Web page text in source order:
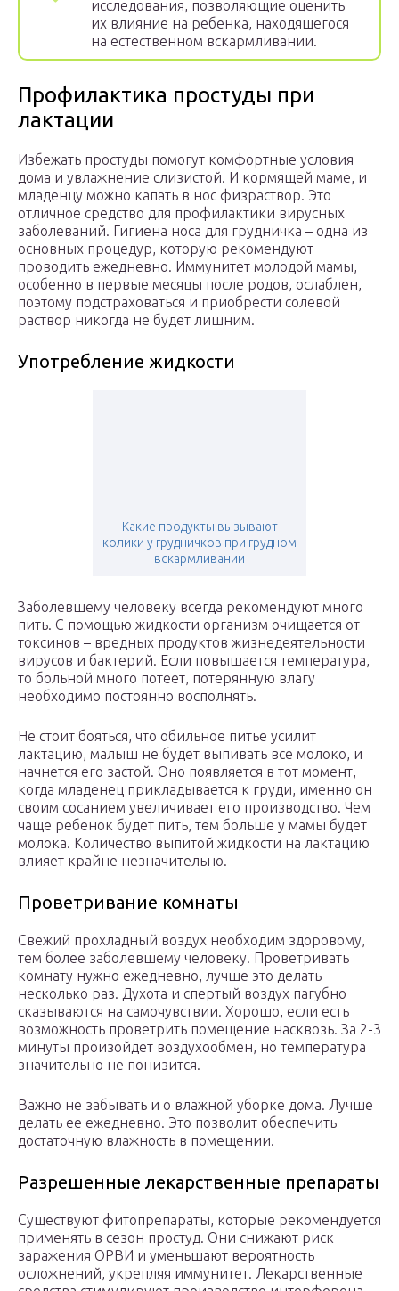
исследования, позволяющие оценить
их влияние на ребенка, находящегося
на естественном вскармливании.
Профилактика простуды при
лактации
Избежать простуды помогут комфортные условия
дома и увлажнение слизистой. И кормящей маме, и
младенцу можно капать в нос физраствор. Это
отличное средство для профилактики вирусных
заболеваний. Гигиена носа для грудничка – одна из
основных процедур, которую рекомендуют
проводить ежедневно. Иммунитет молодой мамы,
особенно в первые месяцы после родов, ослаблен,
поэтому подстраховаться и приобрести солевой
раствор никогда не будет лишним.
Употребление жидкости
Какие продукты вызывают
колики у грудничков при грудном
вскармливании
Заболевшему человеку всегда рекомендуют много
пить. С помощью жидкости организм очищается от
токсинов – вредных продуктов жизнедеятельности
вирусов и бактерий. Если повышается температура,
то больной много потеет, потерянную влагу
необходимо постоянно восполнять.
Не стоит бояться, что обильное питье усилит
лактацию, малыш не будет выпивать все молоко, и
начнется его застой. Оно появляется в тот момент,
когда младенец прикладывается к груди, именно он
своим сосанием увеличивает его производство. Чем
чаще ребенок будет пить, тем больше у мамы будет
молока. Количество выпитой жидкости на лактацию
влияет крайне незначительно.
Проветривание комнаты
Свежий прохладный воздух необходим здоровому,
тем более заболевшему человеку. Проветривать
комнату нужно ежедневно, лучше это делать
несколько раз. Духота и спертый воздух пагубно
сказываются на самочувствии. Хорошо, если есть
возможность проветрить помещение насквозь. За 2-3
минуты произойдет воздухообмен, но температура
значительно не понизится.
Важно не забывать и о влажной уборке дома. Лучше
делать ее ежедневно. Это позволит обеспечить
достаточную влажность в помещении.
Разрешенные лекарственные препараты
Существуют фитопрепараты, которые рекомендуется
применять в сезон простуд. Они снижают риск
заражения ОРВИ и уменьшают вероятность
осложнений, укрепляя иммунитет. Лекарственные